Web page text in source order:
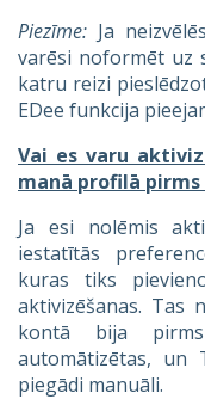
Piezīme: Ja
varēsi noformēt uz
katru reizi
EDee funkcija
Vai es varu
manā profilā pirms
Ja esi nolēmis
iestatītās
kuras tiks
aktivizēšanas. Tas
kontā bija pirms
automātizētas, un
piegādi manuāli.